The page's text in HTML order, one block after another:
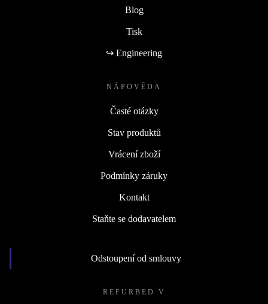
Blog
Tisk
↪ Engineering
NÁPOVĚDA
Časté otázky
Stav produktů
Vrácení zboží
Podmínky záruky
Kontakt
Staňte se dodavatelem
Odstoupení od smlouvy
REFURBED V